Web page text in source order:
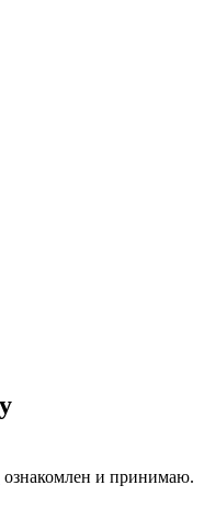
ознакомлен и принимаю.